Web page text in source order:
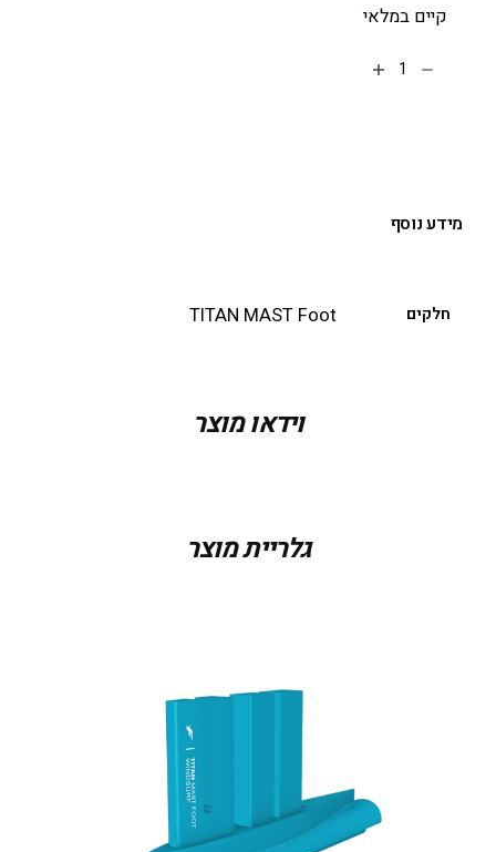
קיים במלאי
מידע נוסף
חלקים TITAN MAST Foot
וידאו מוצר
גלריית מוצר